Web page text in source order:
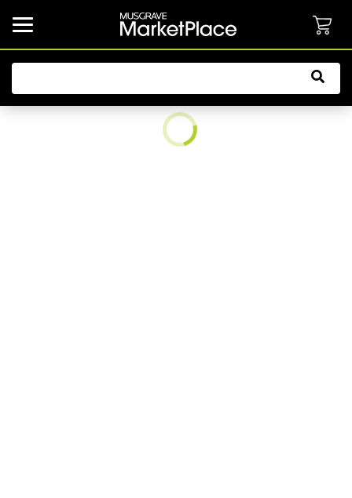
common.button.navbarCollapsed.text